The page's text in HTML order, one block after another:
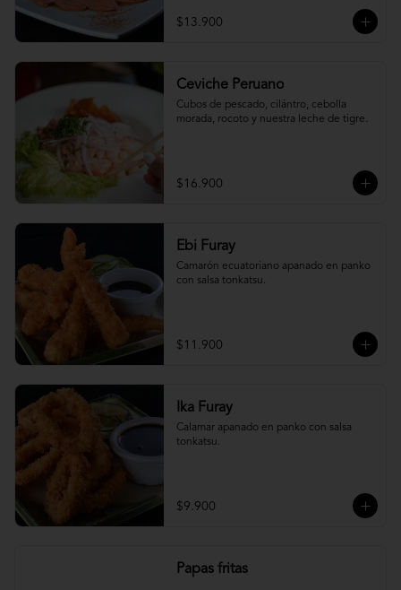
$13.900
Ceviche Peruano
Cubos de pescado, cilántro, cebolla
morada, rocoto y nuestra leche de tigre.
$16.900
Ebi Furay
Camarón ecuatoriano apanado en panko
con salsa tonkatsu.
$11.900
Ika Furay
Calamar apanado en panko con salsa
tonkatsu.
$9.900
Papas fritas